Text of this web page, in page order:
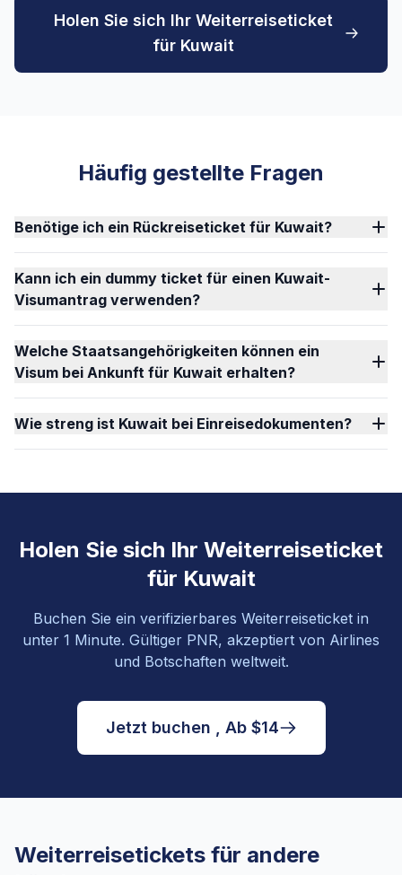
Holen Sie sich Ihr Weiterreiseticket
für Kuwait
Häufig gestellte Fragen
Benötige ich ein Rückreiseticket für Kuwait?
Kann ich ein dummy ticket für einen Kuwait-
Visumantrag verwenden?
Welche Staatsangehörigkeiten können ein
Visum bei Ankunft für Kuwait erhalten?
Wie streng ist Kuwait bei Einreisedokumenten?
Holen Sie sich Ihr Weiterreiseticket
für Kuwait
Buchen Sie ein verifizierbares Weiterreiseticket in
unter 1 Minute. Gültiger PNR, akzeptiert von Airlines
und Botschaften weltweit.
Jetzt buchen , Ab $14
Weiterreisetickets für andere